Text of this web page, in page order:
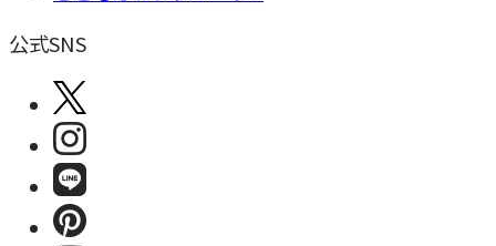
公式SNS